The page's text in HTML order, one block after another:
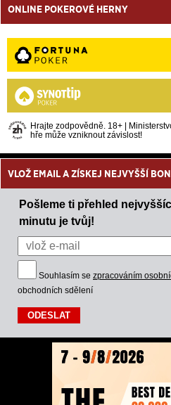
ONLINE POKEROVÉ HERNY
Hrajte zodpovědně. 18+ |
hře může vzniknout závislost!
VLOŽ EMAIL A ZÍSKEJ NEJVYŠŠÍ
Pošleme ti přehled
minutu je tvůj!
Souhlasím se zpracováním
obchodních sdělení